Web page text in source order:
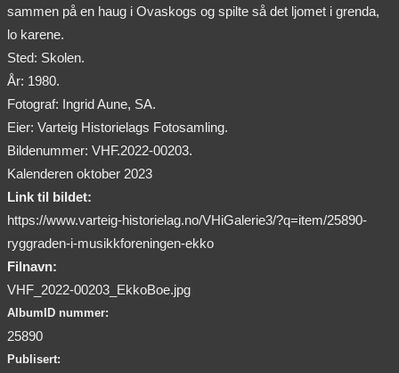
sammen på en haug i Ovaskogs og spilte så det ljomet i grenda,
lo karene.
Sted: Skolen.
År: 1980.
Fotograf: Ingrid Aune, SA.
Eier: Varteig Historielags Fotosamling.
Bildenummer: VHF.2022-00203.
Kalenderen oktober 2023
Link til bildet:
https://www.varteig-historielag.no/VHiGalerie3/?q=item/25890-
ryggraden-i-musikkforeningen-ekko
Filnavn:
VHF_2022-00203_EkkoBoe.jpg
AlbumID nummer:
25890
Publisert: